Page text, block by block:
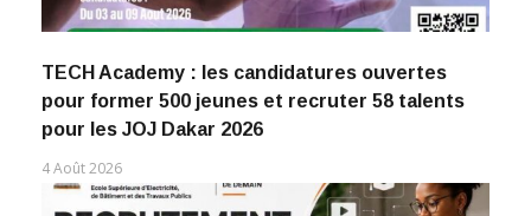
TECH Academy : les candidatures ouvertes
pour former 500 jeunes et recruter 58 talents
pour les JOJ Dakar 2026
4 Août 2026